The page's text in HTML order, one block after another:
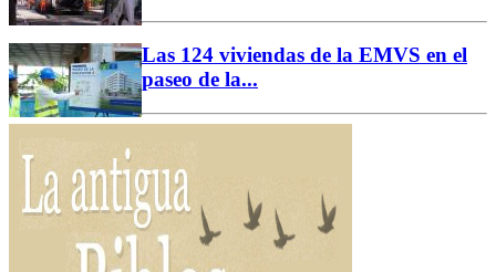
Las 124 viviendas de la EMVS en el
paseo de la...